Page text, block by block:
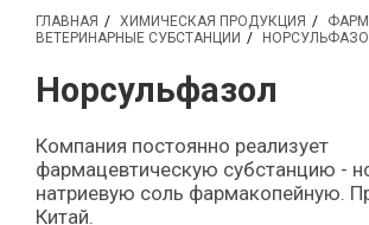
ГЛАВНАЯ ХИМИЧЕСКАЯ ПРОДУКЦИЯ
ВЕТЕРИНАРНЫЕ СУБСТАНЦИИ
Норсульфазол
Компания постоянно реализует
фармацевтическую субстанцию -
натриевую соль фармакопейную.
Китай.